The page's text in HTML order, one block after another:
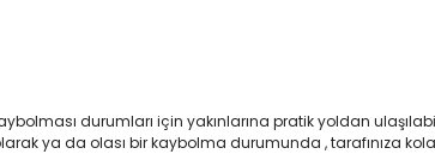
durumları için yakınlarına pratik yoldan
ya da olası bir kaybolma durumunda , tarafınıza